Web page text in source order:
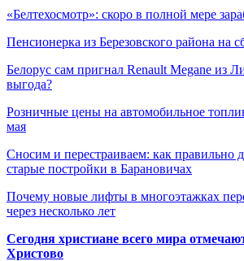
«Белтехосмотр»: скоро в полной мере
Пенсионерка из Березовского района на
Белорус сам пригнал Renault Megane из
выгода?
Розничные цены на автомобильное
мая
Сносим и перестраиваем: как правильно
старые постройки в Барановичах
Почему новые лифты в многоэтажках
через несколько лет
Сегодня христиане всего мира
Христово